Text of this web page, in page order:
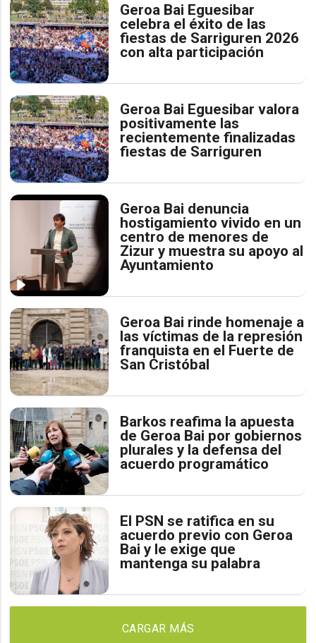
Geroa Bai Eguesibar
celebra el éxito de las
fiestas de Sarriguren 2026
con alta participación
Geroa Bai Eguesibar valora
positivamente las
recientemente finalizadas
fiestas de Sarriguren
Geroa Bai denuncia
hostigamiento vivido en un
centro de menores de
Zizur y muestra su apoyo al
Ayuntamiento
Geroa Bai rinde homenaje a
las víctimas de la represión
franquista en el Fuerte de
San Cristóbal
Barkos reafima la apuesta
de Geroa Bai por gobiernos
plurales y la defensa del
acuerdo programático
El PSN se ratifica en su
acuerdo previo con Geroa
Bai y le exige que
mantenga su palabra
CARGAR MÁS